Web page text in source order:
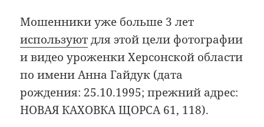
Мошенники уже больше 3 лет
используютдля этой цели фотографии
и видео уроженки Херсонской области
по имени Анна Гайдук (дата
рождения: 25.10.1995; ️прежний адрес:
НОВАЯ КАХОВКА ЩОРСА 61, 118).